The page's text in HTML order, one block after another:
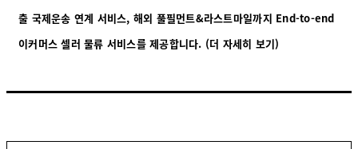
출 국제운송 연계 서비스, 해외 풀필먼트&라스트마일까지 End-to-end
이커머스 셀러 물류 서비스를 제공합니다. (더 자세히 보기)